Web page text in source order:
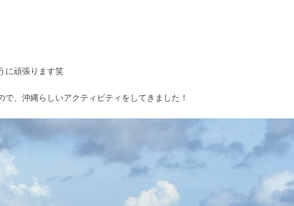
に頑張ります笑
、沖縄らしいアクティビティをしてきました！